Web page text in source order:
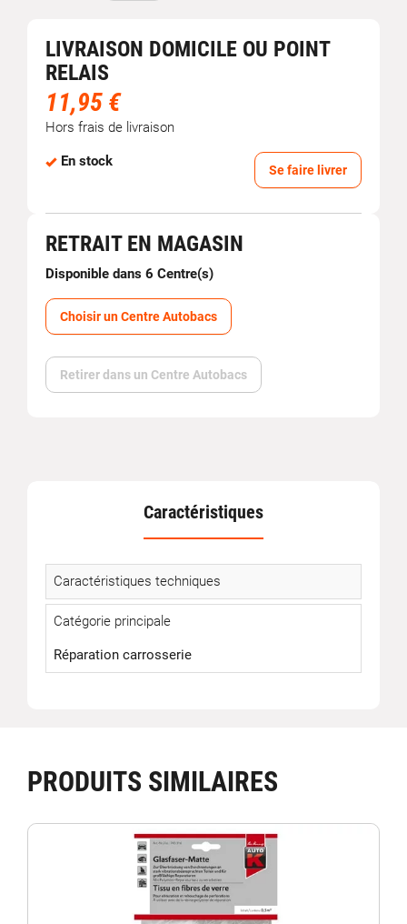
LIVRAISON DOMICILE OU POINT
RELAIS
11,95 €
Hors frais de livraison
En stock
Se faire livrer
RETRAIT EN MAGASIN
Disponible dans 6 Centre(s)
Choisir un Centre Autobacs
Retirer dans un Centre Autobacs
Caractéristiques
Caractéristiques techniques
Catégorie principale
Réparation carrosserie
PRODUITS SIMILAIRES